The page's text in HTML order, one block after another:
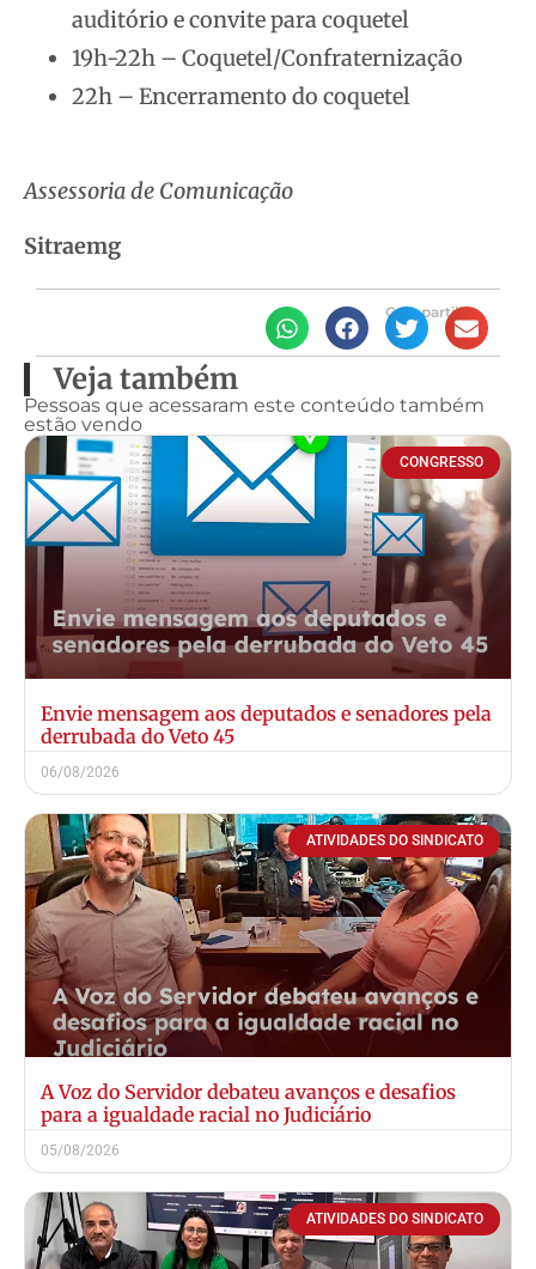
auditório e convite para coquetel
19h-22h – Coquetel/Confraternização
22h – Encerramento do coquetel
Assessoria de Comunicação
Sitraemg
Compartilhe
Veja também
Pessoas que acessaram este conteúdo também
estão vendo
CONGRESSO
Envie mensagem aos deputados e senadores pela
derrubada do Veto 45
06/08/2026
ATIVIDADES DO SINDICATO
A Voz do Servidor debateu avanços e desafios
para a igualdade racial no Judiciário
05/08/2026
ATIVIDADES DO SINDICATO